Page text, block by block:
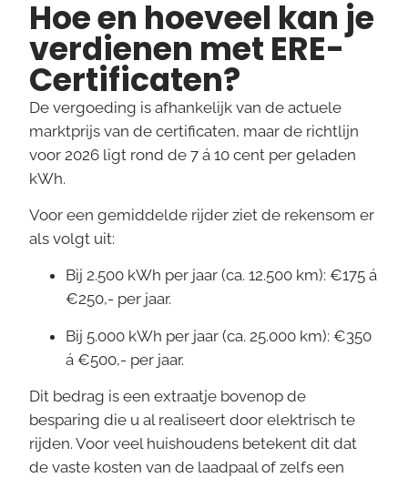
Hoe en hoeveel kan je
verdienen met ERE-
Certificaten?
De vergoeding is afhankelijk van de actuele
marktprijs van de certificaten, maar de richtlijn
voor 2026 ligt rond de 7 á 10 cent per geladen
kWh.
Voor een gemiddelde rijder ziet de rekensom er
als volgt uit:
Bij 2.500 kWh per jaar (ca. 12.500 km): €175 á
€250,- per jaar.
Bij 5.000 kWh per jaar (ca. 25.000 km): €350
á €500,- per jaar.
Dit bedrag is een extraatje bovenop de
besparing die u al realiseert door elektrisch te
rijden. Voor veel huishoudens betekent dit dat
de vaste kosten van de laadpaal of zelfs een